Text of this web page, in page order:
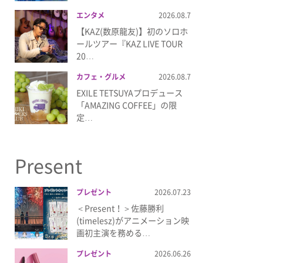
エンタメ 2026.08.7
【KAZ(数原龍友)】初のソロホ
ールツアー『KAZ LIVE TOUR
20…
カフェ・グルメ 2026.08.7
EXILE TETSUYAプロデュース
「AMAZING COFFEE」の限
定…
Present
プレゼント 2026.07.23
＜Present！＞佐藤勝利
(timelesz)がアニメーション映
画初主演を務める…
プレゼント 2026.06.26